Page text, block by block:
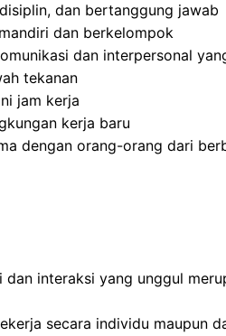
dan bertanggung jawab
dan berkelompok
dan interpersonal
tekanan
jam kerja
kerja baru
dengan orang-orang dari
dan interaksi yang unggul
secara individu maupun